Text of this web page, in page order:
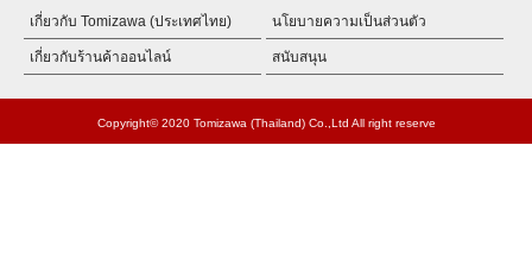
เกี่ยวกับ Tomizawa (ประเทศไทย) นโยบายความเป็นส่วนตัว
เกี่ยวกับร้านค้าออนไลน์ สนับสนุน
Copyright© 2020 Tomizawa (Thailand) Co.,Ltd All right reserve